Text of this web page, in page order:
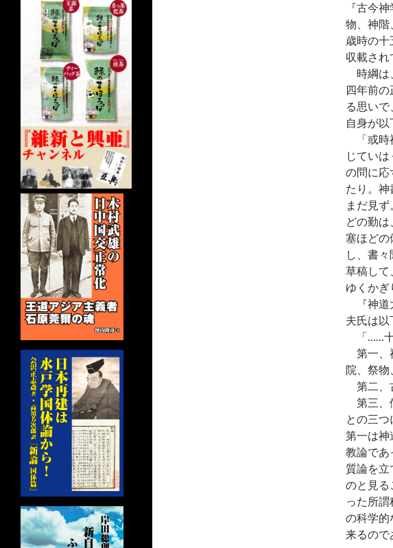
『古今
物、神階
歳時の十
収載され
時綱は
四年前
る思い
自身が以
「或時
じてい
の問に応
たり。
まだ見
どの勤
塞ほどの
し、書
草稿して
ゆくかぎ
『神道
夫氏は以
「……十
第一、
院、祭物
第二、
第三、
との三
第一は神
教論であ
質論を立
のと見る
った所
の科学的
来るので